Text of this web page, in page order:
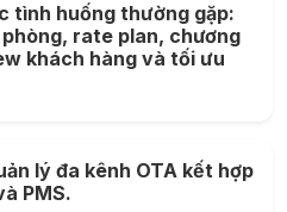
tình huống thường gặp:
rate plan, chương
khách hàng và tối ưu
lý đa kênh OTA kết hợp
PMS.